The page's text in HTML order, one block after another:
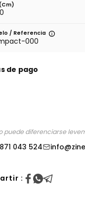
/ Referencia
000
de pago
puede diferenciarse
043 524
: